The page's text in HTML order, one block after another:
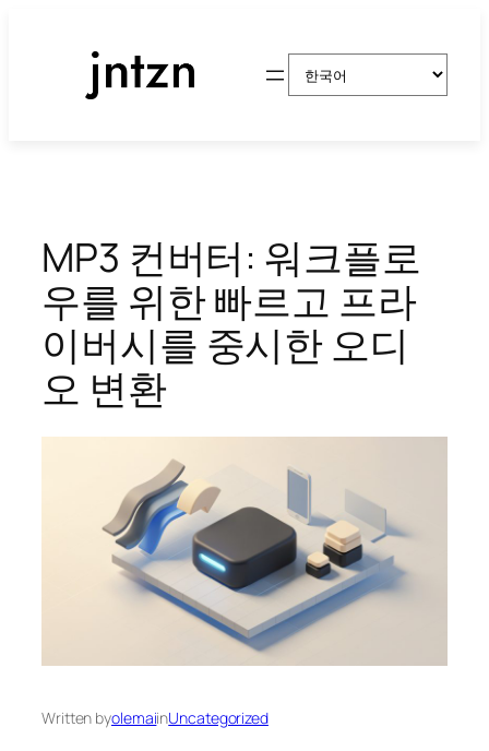
Choose
a
MP3 컨버터: 워크플로
우를 위한 빠르고 프라
이버시를 중시한 오디
오 변환
Written byolemaiinUncategorized